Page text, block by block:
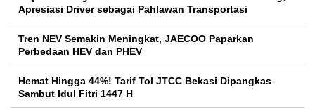
Apresiasi Driver sebagai Pahlawan Transportasi
Tren NEV Semakin Meningkat, JAECOO Paparkan
Perbedaan HEV dan PHEV
Hemat Hingga 44%! Tarif Tol JTCC Bekasi Dipangkas
Sambut Idul Fitri 1447 H